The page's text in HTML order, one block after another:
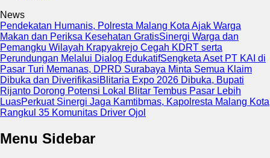
News
Pendekatan Humanis, Polresta Malang Kota Ajak Warga
Makan dan Periksa Kesehatan GratisSinergi Warga dan
Pemangku Wilayah Krapyakrejo Cegah KDRT serta
Perundungan Melalui Dialog EdukatifSengketa Aset PT KAI di
Pasar Turi Memanas, DPRD Surabaya Minta Semua Klaim
Dibuka dan DiverifikasiBlitaria Expo 2026 Dibuka, Bupati
Rijanto Dorong Potensi Lokal Blitar Tembus Pasar Lebih
LuasPerkuat Sinergi Jaga Kamtibmas, Kapolresta Malang Kota
Rangkul 35 Komunitas Driver Ojol
Menu Sidebar